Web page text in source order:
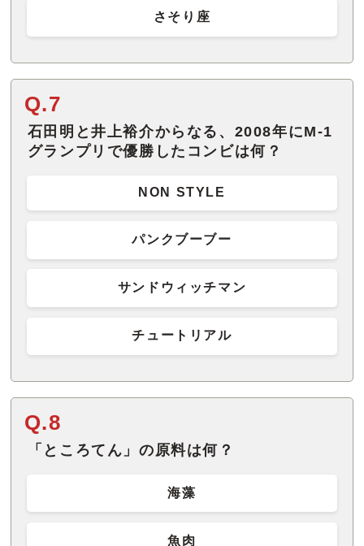
さそり座
Q.7
石田明と井上裕介からなる、2008年にM-1
グランプリで優勝したコンビは何？
NON STYLE
パンクブーブー
サンドウィッチマン
チュートリアル
Q.8
「ところてん」の原料は何？
海藻
魚肉